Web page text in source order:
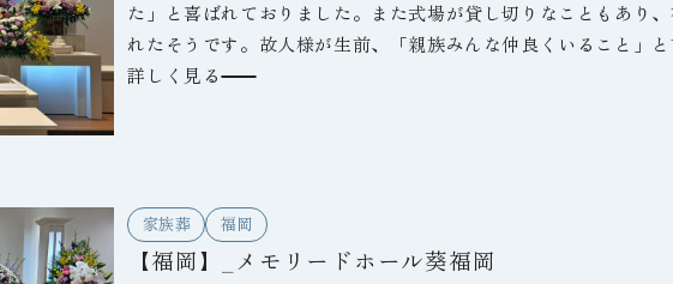
た」と喜ばれておりました。また式場が貸し切りなこともあり、
れたそうです。故人様が生前、「親族みんな仲良くいること」と
のことで、それを今回の葬儀で実感できたと喪主様が言っておら
詳しく見る
家族葬 福岡
【福岡】_メモリードホール葵福岡